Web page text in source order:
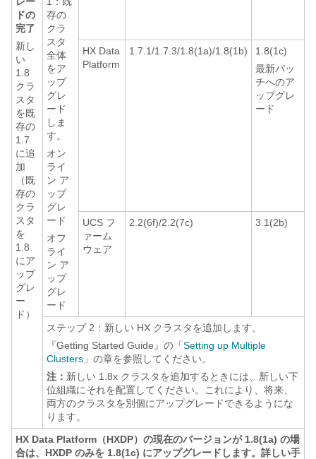
ドの
完了
新し
い
1.8
クラ
スタ
を既
存の
1.7
に追
加
（既
存の
クラ
スタ
を
1.8
にア
ップ
グレ
ー
ド）
存の
クラ
スタ
全体
をア
ップ
グレ
ード
しま
す。
オン
ライ
ン ア
ップ
グレ
ード
オフ
ライ
ン ア
ップ
グレ
ード
HX Data
Platform
1.7.1/1.7.3/1.8(1a)/1.8(1b)
1.8(1c)
最新パッ
チへのア
ップグレ
ード
UCS フ
ァーム
ウェア
2.2(6f)/2.2(7c) 3.1(2b)
ステップ 2：新しい HX クラスタを追加します。
『Getting Started Guide』の「 Setting up Multiple
Clusters 」の章を参照してください。
注： 新しい 1.8x クラスタを追加するときには、新しい下
位組織にそれを配置してください。これにより、将来、
両方のクラスタを別個にアップグレードできるようにな
ります。
HX Data Platform（HXDP）の現在のバージョンが 1.8(1a) の場
合は、HXDP のみを 1.8(1c) にアップグレードします。詳しい手